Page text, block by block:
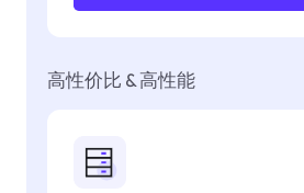
高性价比 & 高性能